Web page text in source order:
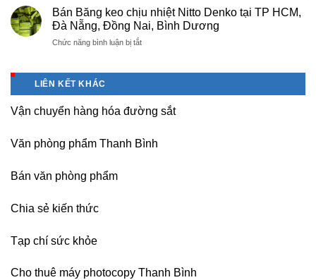
nghiệp
Bắc
Bài
Nội
Nội
giá
uy
nghề
giấy
Double
A
Bán Băng keo chịu nhiệt Nitto Denko tại TP HCM,
Đà Nẵng, Đồng Nai, Bình Dương
Chức năng bình luận bị tắtở
Nitto
tại
TP
LIÊN KẾT KHÁC
Vận chuyển hàng hóa đường sắt
Văn phòng phẩm Thanh Bình
Bán văn phòng phẩm
Chia sẻ kiến thức
Tạp chí sức khỏe
Cho thuê máy photocopy Thanh Bình